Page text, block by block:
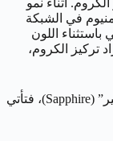
أثناء نمو
في الشبكة
اللون
تركيز الكروم،
أما الألوان الأخرى للكوروندوم، والتي تسمى “زفير” (Sapphire)، فتأتي